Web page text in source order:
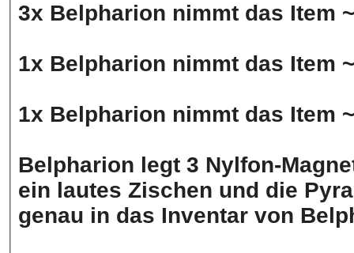
3x Belpharion nimmt das Item
1x Belpharion nimmt das Item
1x Belpharion nimmt das Item
Belpharion legt 3 Nylfon-
ein lautes Zischen und die
genau in das Inventar von